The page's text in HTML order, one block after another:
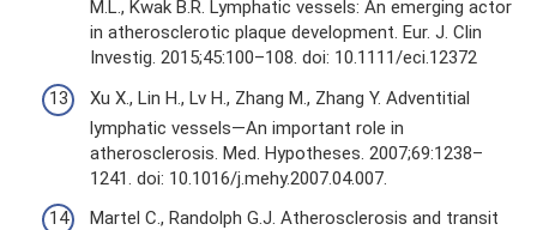
M.L., Kwak B.R. Lymphatic vessels: An emerging actor
in atherosclerotic plaque development. Eur. J. Clin
Investig. 2015;45:100–108. doi: 10.1111/eci.12372
Xu X., Lin H., Lv H., Zhang M., Zhang Y. Adventitial
lymphatic vessels—An important role in
atherosclerosis. Med. Hypotheses. 2007;69:1238–
1241. doi: 10.1016/j.mehy.2007.04.007.
Martel C., Randolph G.J. Atherosclerosis and transit